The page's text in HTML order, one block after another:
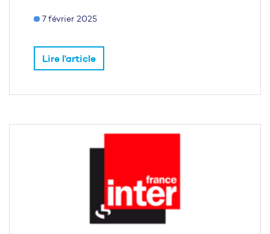
7 février 2025
Lire l'article